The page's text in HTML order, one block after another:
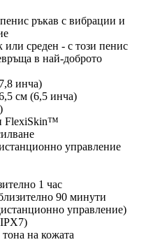
ръкав с вибрации и
среден - с този пенис
в най-доброто
инча)
см (6,5 инча)
FlexiSkin™
управление
1 час
90 минути
управление)
на кожата